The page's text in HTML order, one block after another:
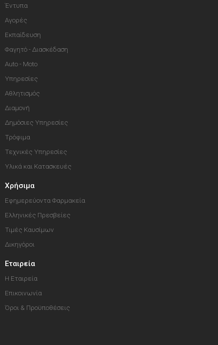
Έντυπα
Αγορές
Εκπαίδευση
Φαγητό - Διασκέδαση
Auto - Moto
Υπηρεσίες
Αθλητισμός
Διαμονή
Δημόσιες Υπηρεσίες
Τρόφιμα
Τεχνικές Υπηρεσίες
Υλικά και Κατασκευές
Χρήσιμα
Εφημερεύοντα Φαρμακεία
Ελληνικές Πρεσβείες
Τιμές Καυσίμων
Δικηγόροι
Εταιρεία
Η Εταιρεία
Επικοινωνία
Όροι & Προϋποθέσεις